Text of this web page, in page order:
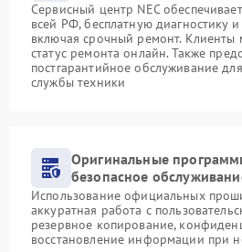
Сервисный центр NEC
всей РФ, бесплатную диагностику
включая срочный ремонт. Клиенты
статус ремонта онлайн. Также
постгарантийное обслуживание
службы техники
Оригинальные
безопасное
Использование официальных
аккуратная работа с
резервное копирование,
восстановление информации при